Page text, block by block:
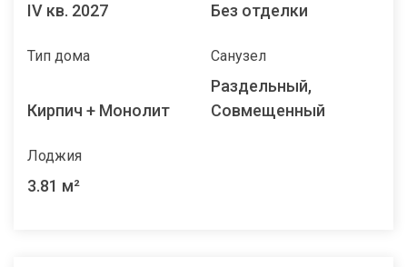
IV кв. 2027 Без отделки
Тип дома
Кирпич + Монолит
Санузел
Раздельный,
Совмещенный
Лоджия
3.81 м²